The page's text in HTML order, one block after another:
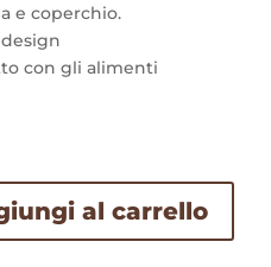
e coperchio.
con gli alimenti
al carrello